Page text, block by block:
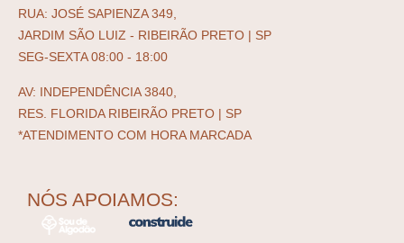
RUA: JOSÉ SAPIENZA 349,
JARDIM SÃO LUIZ - RIBEIRÃO PRETO | SP
SEG-SEXTA 08:00 - 18:00
AV: INDEPENDÊNCIA 3840,
RES. FLORIDA RIBEIRÃO PRETO | SP
*ATENDIMENTO COM HORA MARCADA
NÓS APOIAMOS: